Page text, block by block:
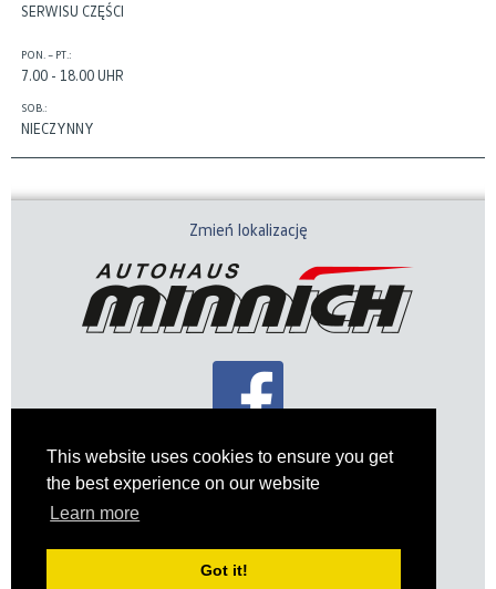
This website uses cookies to ensure you get
the best experience on our website
Learn more
Got it!
SERWISU CZĘŚCI
PON. – PT.:
7.00 - 18.00 UHR
SOB.:
NIECZYNNY
Zmień lokalizację